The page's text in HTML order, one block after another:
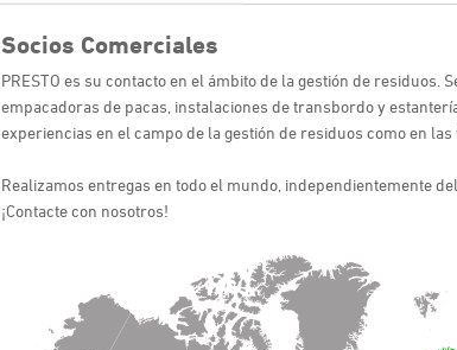
Socios Comerciales
PRESTO es su contacto en el ámbito de la gestión de
empacadoras de pacas, instalaciones de transbordo y
experiencias en el campo de la gestión de residuos como en
Realizamos entregas en todo el mundo, independientemente
¡Contacte con nosotros!